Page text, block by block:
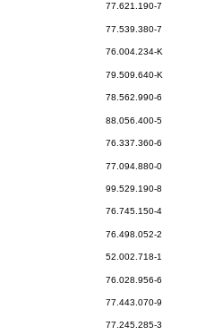
77.621.190-7
77.539.380-7
76.004.234-K
79.509.640-K
78.562.990-6
88.056.400-5
76.337.360-6
77.094.880-0
99.529.190-8
76.745.150-4
76.498.052-2
52.002.718-1
76.028.956-6
77.443.070-9
77.245.285-3